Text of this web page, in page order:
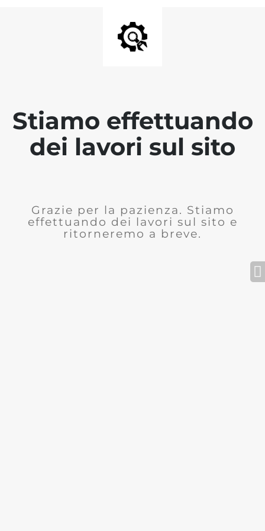
Stiamo effettuando
dei lavori sul sito
Grazie per la pazienza. Stiamo
effettuando dei lavori sul sito e
ritorneremo a breve.